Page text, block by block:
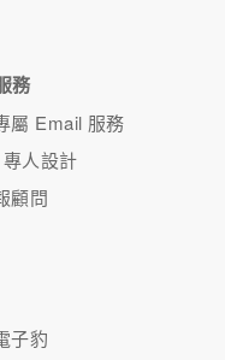
務
屬 Email 服務
人設計
顧問
子豹